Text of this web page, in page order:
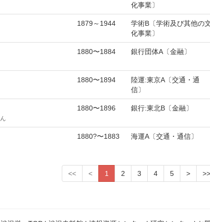
化事業〕
1879～1944
学術B〔学術及び其他の
化事業〕
1880〜1884 銀行団体A〔金融〕
1880〜1894
陸運:東京A〔交通・通
信〕
1880〜1896 銀行:東北B〔金融〕
1880?〜1883 海運A〔交通・通信〕
<< < 1 2 3 4 5 > >>